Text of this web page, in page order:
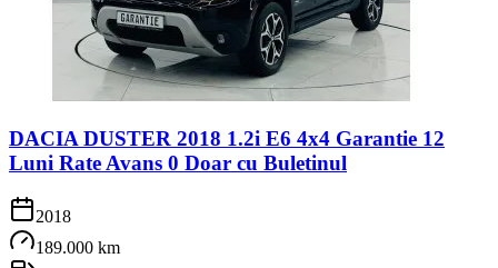
DACIA DUSTER 2018 1.2i E6 4x4 Garantie 12
Luni Rate Avans 0 Doar cu Buletinul
2018
189.000 km